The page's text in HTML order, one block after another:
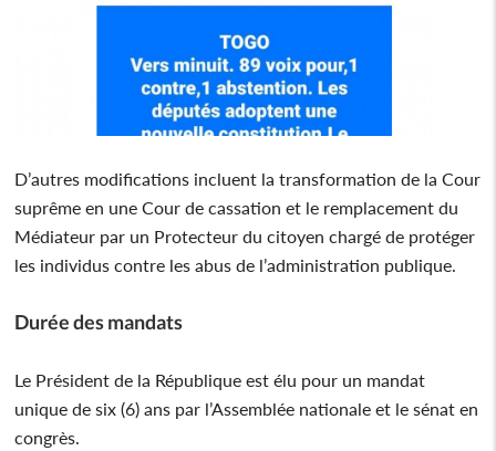
D’autres modifications incluent la transformation de la Cour
suprême en une Cour de cassation et le remplacement du
Médiateur par un Protecteur du citoyen chargé de protéger
les individus contre les abus de l’administration publique.
Durée des mandats
Le Président de la République est élu pour un mandat
unique de six (6) ans par l’Assemblée nationale et le sénat en
congrès.